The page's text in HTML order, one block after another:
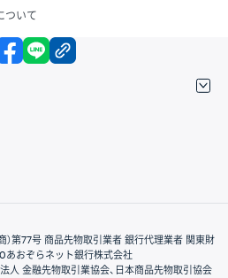
ついて
X facebook
）第77号 商品先物取引業者 銀行代理業者 関東財
あおぞらネット銀行株式会社
人 金融先物取引業協会、日本商品先物取引協会